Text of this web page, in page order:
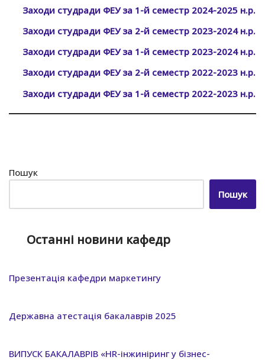
Заходи студради ФЕУ за 1-й семестр 2024-2025 н.р.
Заходи студради ФЕУ за 2-й семестр 2023-2024 н.р.
Заходи студради ФЕУ за 1-й семестр 2023-2024 н.р.
Заходи студради ФЕУ за 2-й семестр 2022-2023 н.р.
Заходи студради ФЕУ за 1-й семестр 2022-2023 н.р.
Пошук
Пошук
Останні новини кафедр
Презентація кафедри маркетингу
Державна атестація бакалаврів 2025
ВИПУСК БАКАЛАВРІВ «HR-інжиніринг у бізнес-